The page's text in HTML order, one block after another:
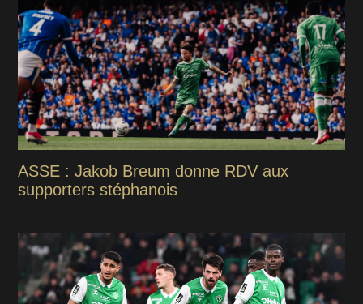
ASSE : Jakob Breum donne RDV aux
supporters stéphanois